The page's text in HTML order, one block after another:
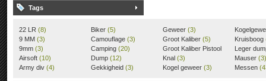
Tags
22 LR (8)
9 MM (3)
9mm (3)
Airsoft (10)
Army div (4)
Biker (5)
Camouflage (3)
Camping (20)
Dump (12)
Gekkigheid (3)
Geweer (3)
Groot Kaliber (5)
Groot Kaliber Pistool
(3)
Knal (3)
Kogel geweer (3)
Kruisboog
Leger
Mauser (3)
Messen